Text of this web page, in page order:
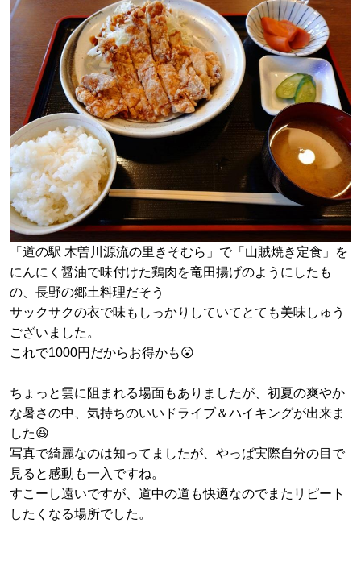
「道の駅 木曽川源流の里きそむら」で「山賊焼き定食」を
にんにく醤油で味付けた鶏肉を竜田揚げのようにしたも
の、長野の郷土料理だそう
サックサクの衣で味もしっかりしていてとても美味しゅう
ございました。
これで1000円だからお得かも😮
ちょっと雲に阻まれる場面もありましたが、初夏の爽やか
な暑さの中、気持ちのいいドライブ＆ハイキングが出来ま
した😆
写真で綺麗なのは知ってましたが、やっぱ実際自分の目で
見ると感動も一入ですね。
すこーし遠いですが、道中の道も快適なのでまたリピート
したくなる場所でした。